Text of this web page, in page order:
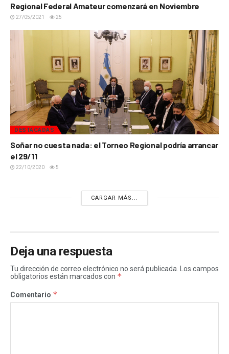
Regional Federal Amateur comenzará en Noviembre
27/05/2021 25
DESTACADAS
Soñar no cuesta nada: el Torneo Regional podría arrancar
el 29/11
22/10/2020 5
CARGAR MÁS...
Deja una respuesta
Tu dirección de correo electrónico no será publicada.
Los campos
obligatorios están marcados con *
Comentario *